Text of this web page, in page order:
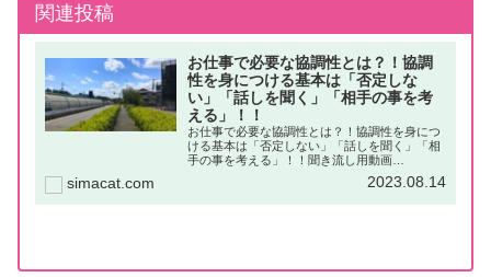
関連投稿
お仕事で必要な協調性とは？！協調
性を身につける基本は「否定しな
い」「話しを聞く」「相手の事を考
える」！！
お仕事で必要な協調性とは？！協調性を身につ
ける基本は「否定しない」「話しを聞く」「相
手の事を考える」！！聞き流し用動画
（YouTube）はじめに一人で完結してしまうお
仕事は、ほとんどありません。なぜならば、
「お仕事は繋がりで、できている為」...
simacat.com 2023.08.14